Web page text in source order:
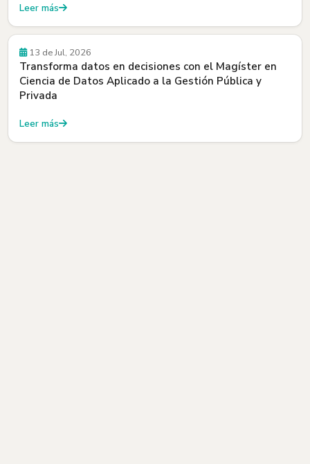
Leer más
Beneficios
13 de Jul, 2026
Transforma datos en decisiones con el Magíster en
Ciencia de Datos Aplicado a la Gestión Pública y
Privada
Leer más